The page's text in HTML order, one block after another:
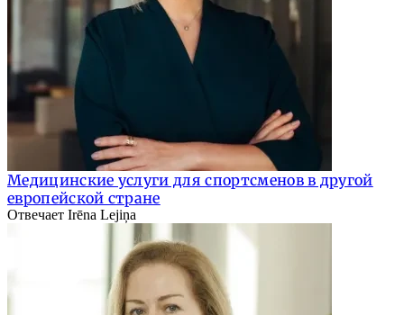
Медицинские услуги для спортсменов в другой
европейской стране
Отвечает Irēna Lejiņa